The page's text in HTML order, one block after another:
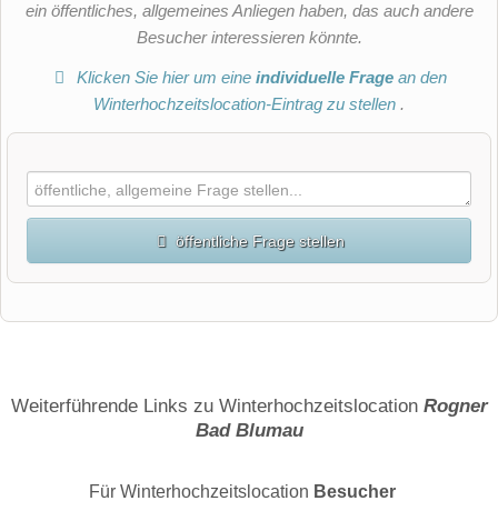
ein öffentliches, allgemeines Anliegen haben, das auch andere
Besucher interessieren könnte.
Klicken Sie hier um eineindividuelle Frage an den
Winterhochzeitslocation-Eintrag zu stellen .
öffentliche Frage stellen
E-Mail-Adresse (wird nicht veröffentlicht)
Weiterführende Links zu Winterhochzeitslocation Rogner
Bad Blumau
Für Winterhochzeitslocation Besucher